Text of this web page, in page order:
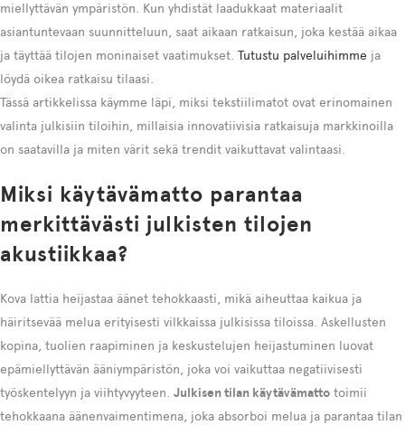
miellyttävän ympäristön. Kun yhdistät laadukkaat materiaalit
asiantuntevaan suunnitteluun, saat aikaan ratkaisun, joka kestää aikaa
ja täyttää tilojen moninaiset vaatimukset. Tutustu palveluihimme ja
löydä oikea ratkaisu tilaasi.
Tässä artikkelissa käymme läpi, miksi tekstiilimatot ovat erinomainen
valinta julkisiin tiloihin, millaisia innovatiivisia ratkaisuja markkinoilla
on saatavilla ja miten värit sekä trendit vaikuttavat valintaasi.
Miksi käytävämatto parantaa
merkittävästi julkisten tilojen
akustiikkaa?
Kova lattia heijastaa äänet tehokkaasti, mikä aiheuttaa kaikua ja
häiritsevää melua erityisesti vilkkaissa julkisissa tiloissa. Askellusten
kopina, tuolien raapiminen ja keskustelujen heijastuminen luovat
epämiellyttävän ääniympäristön, joka voi vaikuttaa negatiivisesti
työskentelyyn ja viihtyvyyteen. Julkisen tilan käytävämatto toimii
tehokkaana äänenvaimentimena, joka absorboi melua ja parantaa tilan